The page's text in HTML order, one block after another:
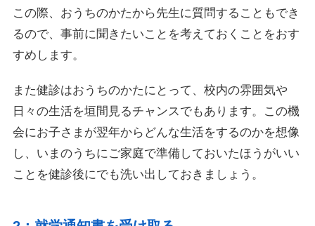
この際、おうちのかたから先生に質問することもでき
るので、事前に聞きたいことを考えておくことをおす
すめします。
また健診はおうちのかたにとって、校内の雰囲気や
日々の生活を垣間見るチャンスでもあります。この機
会にお子さまが翌年からどんな生活をするのかを想像
し、いまのうちにご家庭で準備しておいたほうがいい
ことを健診後にでも洗い出しておきましょう。